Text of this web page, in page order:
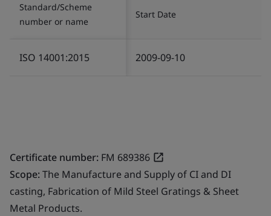
Standard/Scheme
number or name
Start Date
ISO 14001:2015 2009-09-10
Certificate number: FM 689386
Scope:The Manufacture and Supply of CI and DI
casting, Fabrication of Mild Steel Gratings & Sheet
Metal Products.